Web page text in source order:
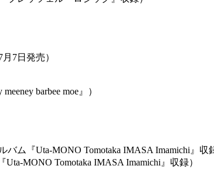
7日発売）
barbee moe』）
ム『Uta-MONO Tomotaka IMASA Imamichi』収
MONO Tomotaka IMASA Imamichi』収録）